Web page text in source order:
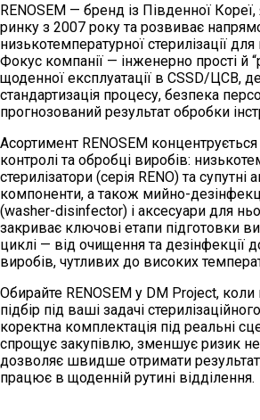
RENOSEM — бренд із Південної
ринку з 2007 року та розвиває
низькотемпературної стерилізації
Фокус компанії — інженерно прості й
щоденної експлуатації в CSSD/ЦСВ,
стандартизація процесу, безпека
прогнозований результат обробки
Асортимент RENOSEM
контролі та обробці виробів:
стерилізатори (серія RENO) та супутні
компоненти, а також мийно-
(washer-disinfector) і аксесуари для
закриває ключові етапи підготовки
циклі — від очищення та дезінфекції
виробів, чутливих до високих
Обирайте RENOSEM у DM Project, коли
підбір під ваші задачі
коректна комплектація під реальні
спрощує закупівлю, зменшує ризик
дозволяє швидше отримати
працює в щоденній рутині відділення.